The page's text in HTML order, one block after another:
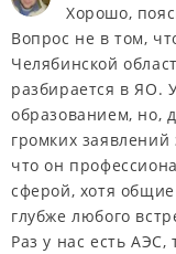
Хорошо,
Вопрос не в том,
Челябинской
разбирается в ЯО.
образованием, но,
громких
что он
сферой, хотя
глубже любого
Раз у нас есть